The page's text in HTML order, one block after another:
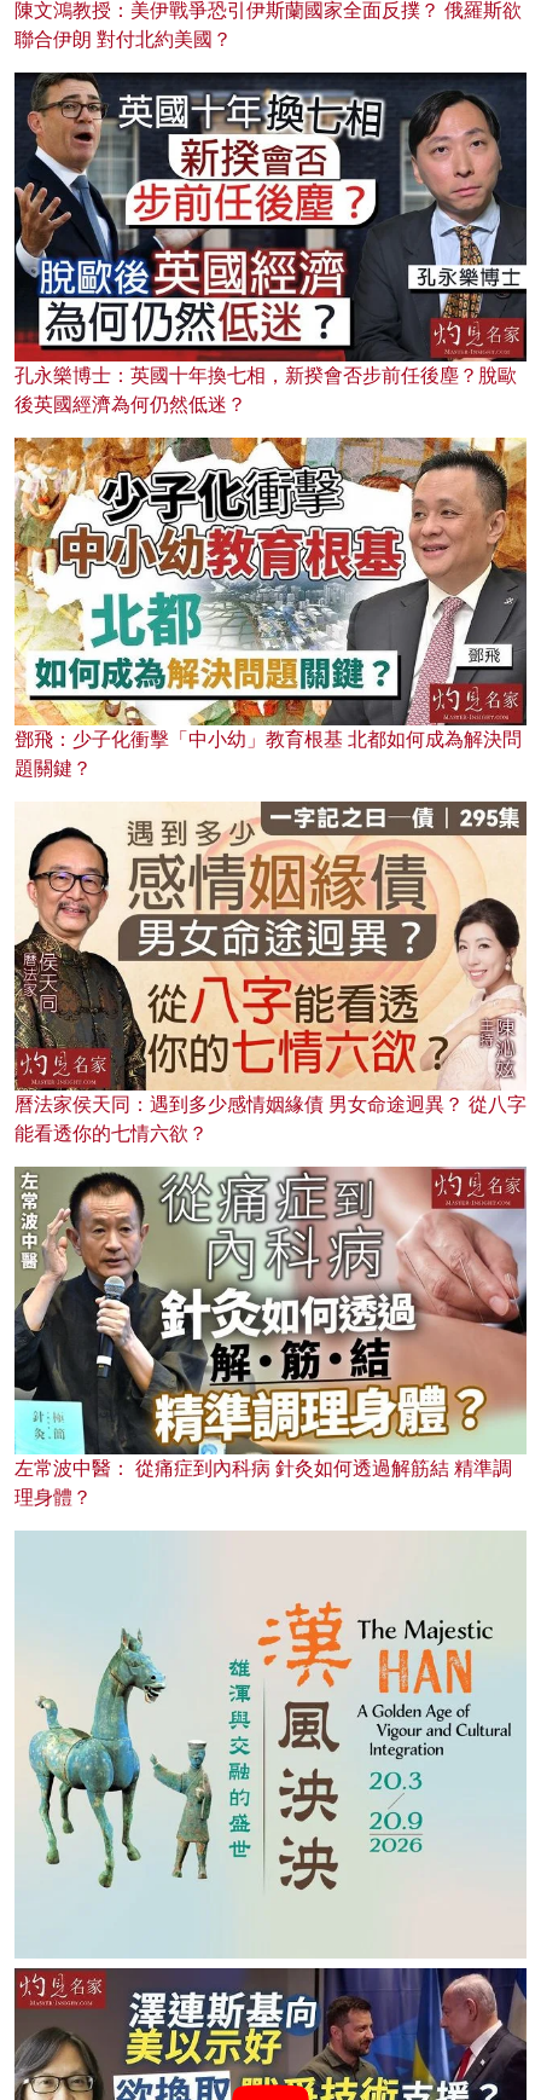
陳文鴻教授：美伊戰爭恐引伊斯蘭國家全面反撲？ 俄羅斯欲
聯合伊朗 對付北約美國？
孔永樂博士：英國十年換七相，新揆會否步前任後塵？脫歐
後英國經濟為何仍然低迷？
鄧飛：少子化衝擊「中小幼」教育根基 北都如何成為解決問
題關鍵？
曆法家侯天同：遇到多少感情姻緣債 男女命途迥異？ 從八字
能看透你的七情六欲？
左常波中醫： 從痛症到內科病 針灸如何透過解筋結 精準調
理身體？